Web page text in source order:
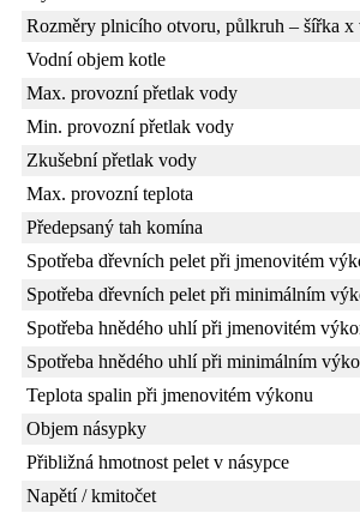
Rozměry plnicího otvoru, půlkruh – šířka x
Vodní objem kotle
Max. provozní přetlak vody
Min. provozní přetlak vody
Zkušební přetlak vody
Max. provozní teplota
Předepsaný tah komína
Spotřeba dřevních pelet při jmenovitém
Spotřeba dřevních pelet při minimálním
Spotřeba hnědého uhlí při jmenovitém
Spotřeba hnědého uhlí při minimálním
Teplota spalin při jmenovitém výkonu
Objem násypky
Přibližná hmotnost pelet v násypce
Napětí / kmitočet